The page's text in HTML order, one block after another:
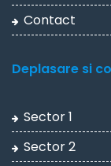
Contact
Deplasare si
Sector 1
Sector 2